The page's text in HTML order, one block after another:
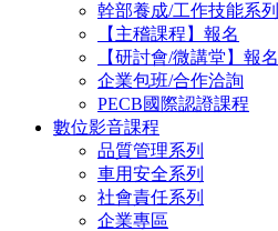
幹部養成/工作技能系列
【主稽課程】報名
【研討會/微講堂】報名
企業包班/合作洽詢
PECB國際認證課程
數位影音課程
品質管理系列
車用安全系列
社會責任系列
企業專區